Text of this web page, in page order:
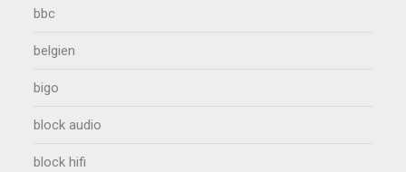
bbc
belgien
bigo
block audio
block hifi